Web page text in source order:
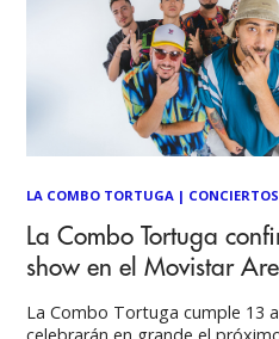
LA COMBO TORTUGA | CONCIERTOS
La Combo Tortuga
show en el Movistar
La Combo Tortuga cumple 13